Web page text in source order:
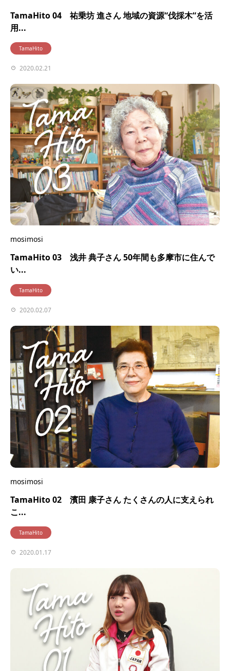
TamaHito 04 祐乗坊 進さん 地域の資源“伐採木“を活
用...
TamaHito
2020.02.21
mosimosi
TamaHito 03 浅井 典子さん 50年間も多摩市に住んで
い...
TamaHito
2020.02.07
mosimosi
TamaHito 02 濱田 康子さん たくさんの人に支えられ
こ...
TamaHito
2020.01.17